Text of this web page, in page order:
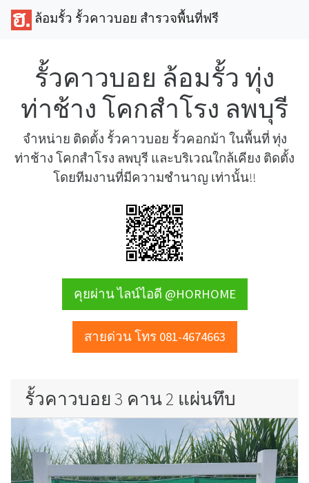
ล้อมรั้ว รั้วคาวบอย สำรวจพื้นที่ฟรี
รั้วคาวบอย ล้อมรั้ว ทุ่ง
ท่าช้าง โคกสำโรง ลพบุรี
จำหน่าย ติดตั้ง รั้วคาวบอย รั้วคอกม้า ในพื้นที่ ทุ่ง
ท่าช้าง โคกสำโรง ลพบุรี และบริเวณใกล้เคียง ติดตั้ง
โดยทีมงานที่มีความชำนาญ เท่านั้น!!
คุยผ่าน ไลน์ไอดี @HORHOME
สายด่วน โทร 081-4674663
รั้วคาวบอย 3 คาน 2 แผ่นทึบ